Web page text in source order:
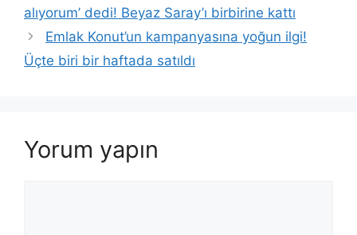
alıyorum’ dedi! Beyaz Saray’ı birbirine kattı
Emlak Konut’un kampanyasına yoğun ilgi!
Üçte biri bir haftada satıldı
Yorum yapın